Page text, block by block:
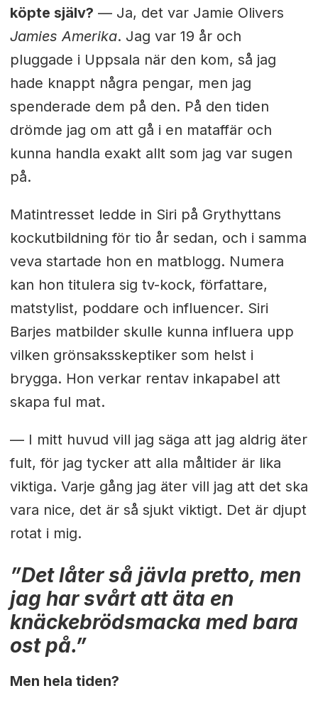
köpte själv? — Ja, det var Jamie Olivers
Jamies Amerika. Jag var 19 år och
pluggade i Uppsala när den kom, så jag
hade knappt några pengar, men jag
spenderade dem på den. På den tiden
drömde jag om att gå i en mataffär och
kunna handla exakt allt som jag var sugen
på.
Matintresset ledde in Siri på Grythyttans
kockutbildning för tio år sedan, och i samma
veva startade hon en matblogg. Numera
kan hon titulera sig tv-kock, författare,
matstylist, poddare och influencer. Siri
Barjes matbilder skulle kunna influera upp
vilken grönsaksskeptiker som helst i
brygga. Hon verkar rentav inkapabel att
skapa ful mat.
— I mitt huvud vill jag säga att jag aldrig äter
fult, för jag tycker att alla måltider är lika
viktiga. Varje gång jag äter vill jag att det ska
vara nice, det är så sjukt viktigt. Det är djupt
rotat i mig.
”Det låter så jävla pretto, men
jag har svårt att äta en
knäckebrödsmacka med bara
ost på.”
Men hela tiden?